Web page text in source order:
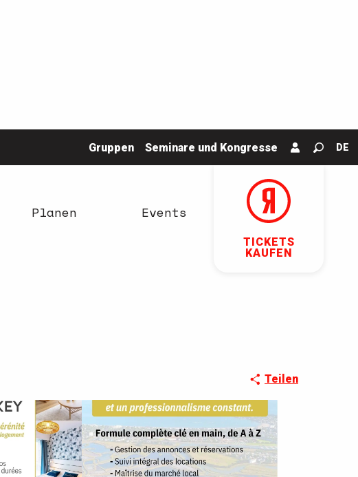
Gruppen Seminare und Kongresse
Suche
DE
TICKETS
KAUFEN
Planen Events
Teilen